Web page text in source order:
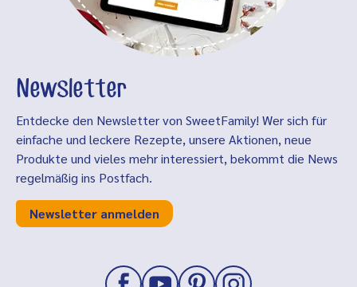
Newsletter
Entdecke den Newsletter von SweetFamily! Wer sich für
einfache und leckere Rezepte, unsere Aktionen, neue
Produkte und vieles mehr interessiert, bekommt die News
regelmäßig ins Postfach.
Newsletter anmelden